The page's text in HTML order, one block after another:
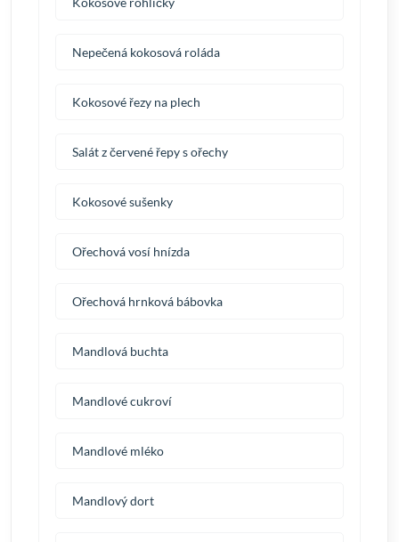
Nepečená kokosová roláda
Kokosové řezy na plech
Salát z červené řepy s ořechy
Kokosové sušenky
Ořechová vosí hnízda
Ořechová hrnková bábovka
Mandlová buchta
Mandlové cukroví
Mandlové mléko
Mandlový dort